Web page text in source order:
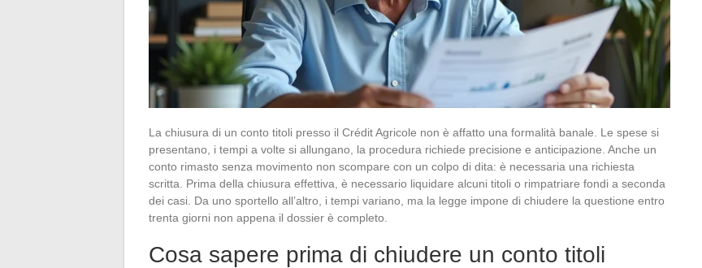
La chiusura di un conto titoli presso il Crédit Agricole non è affatto una formalità banale. Le spese si
presentano, i tempi a volte si allungano, la procedura richiede precisione e anticipazione. Anche un
conto rimasto senza movimento non scompare con un colpo di dita: è necessaria una richiesta
scritta. Prima della chiusura effettiva, è necessario liquidare alcuni titoli o rimpatriare fondi a seconda
dei casi. Da uno sportello all’altro, i tempi variano, ma la legge impone di chiudere la questione entro
trenta giorni non appena il dossier è completo.
Cosa sapere prima di chiudere un conto titoli